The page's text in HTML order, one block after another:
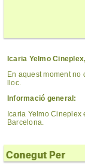
Icaria Yelmo
En aquest moment
lloc.
Informació general:
Icaria Yelmo
Barcelona.
Conegut Per